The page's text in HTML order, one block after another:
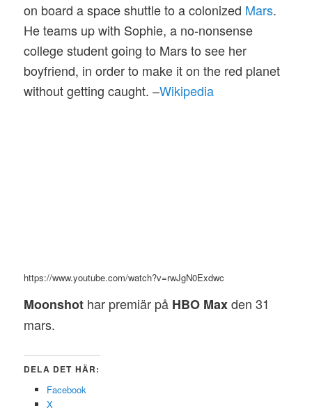
on board a space shuttle to a colonized Mars.
He teams up with Sophie, a no-nonsense
college student going to Mars to see her
boyfriend, in order to make it on the red planet
without getting caught. –Wikipedia
https://www.youtube.com/watch?v=rwJgN0Exdwc
Moonshot har premiär på HBO Maxden 31
mars.
DELA DET HÄR:
Facebook
X